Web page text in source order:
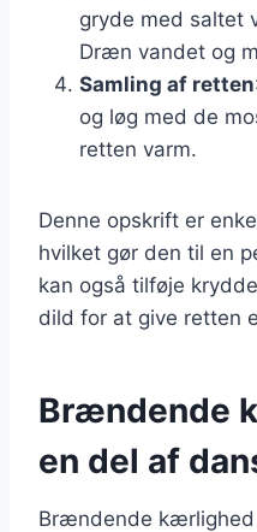
gryde med saltet
Dræn vandet og
Samling af retten
og løg med de
retten varm.
Denne opskrift er
hvilket gør den til en
kan også tilføje
dild for at give retten
Brændende
en del af
Brændende kærlighed